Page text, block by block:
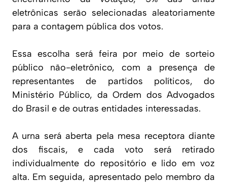
eletrônicas serão selecionadas aleatoriamente
para a contagem pública dos votos.
Essa escolha será feira por meio de sorteio
público não-eletrônico, com a presença de
representantes de partidos políticos, do
Ministério Público, da Ordem dos Advogados
do Brasil e de outras entidades interessadas.
A urna será aberta pela mesa receptora diante
dos fiscais, e cada voto será retirado
individualmente do repositório e lido em voz
alta. Em seguida, apresentado pelo membro da